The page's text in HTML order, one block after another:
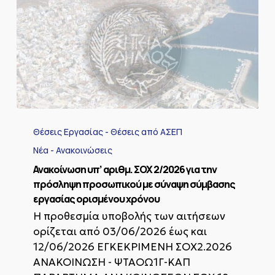
τους
στο
«Συμβούλιο
ένταξης
μεταναστών
και
προσφύγων
Δήμου
Σητείας».
αριθμ.
ΣΟΧ
2/2026
πρόσληψη
προσωπικού
σύναψη
σύμβασης
εργασίας
Θέσεις Εργασίας - Θέσεις από ΑΣΕΠ
Νέα - Ανακοινώσεις
Ανακοίνωση υπ’ αριθμ. ΣΟΧ 2/2026 για την
πρόσληψη προσωπικού με σύναψη σύμβασης
εργασίας ορισμένου χρόνου
Η προθεσμία υποβολής των αιτήσεων
ορίζεται από 03/06/2026 έως και
12/06/2026 ΕΓΚΕΚΡΙΜΕΝΗ ΣΟΧ2.2026
ΑΝΑΚΟΙΝΩΣΗ - ΨΤΑΟΩ1Γ-ΚΑΠ